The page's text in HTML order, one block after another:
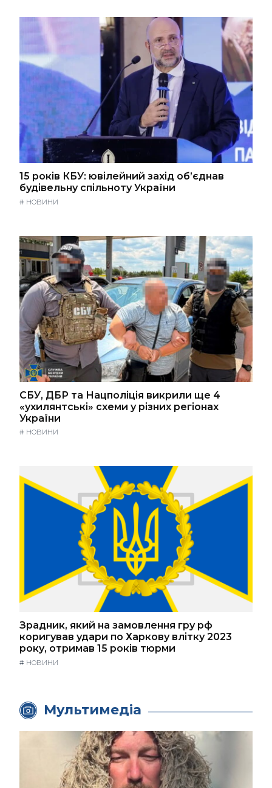
15 років КБУ: ювілейний захід об’єднав
будівельну спільноту України
# НОВИНИ
СБУ, ДБР та Нацполіція викрили ще 4
«ухилянтські» схеми у різних регіонах
України
# НОВИНИ
Зрадник, який на замовлення гру рф
коригував удари по Харкову влітку 2023
року, отримав 15 років тюрми
# НОВИНИ
Мультимедіа